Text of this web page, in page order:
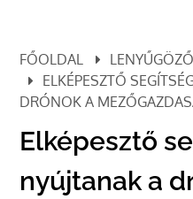
FŐOLDAL
ELKÉPESZTŐ
DRÓNOK A
Elképesztő
nyújtanak a